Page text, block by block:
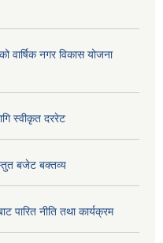
वार्षिक नगर विकास योजना
स्वीकृत दररेट
बजेट बक्तव्य
पारित नीति तथा कार्यक्रम